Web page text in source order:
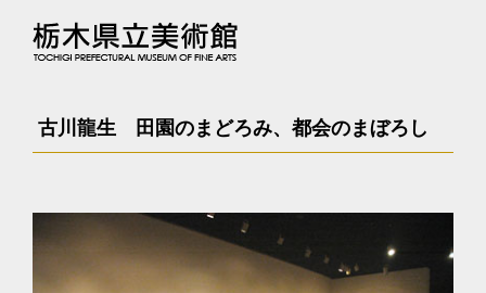
古川龍生 田園のまどろみ、都会のまぼろし